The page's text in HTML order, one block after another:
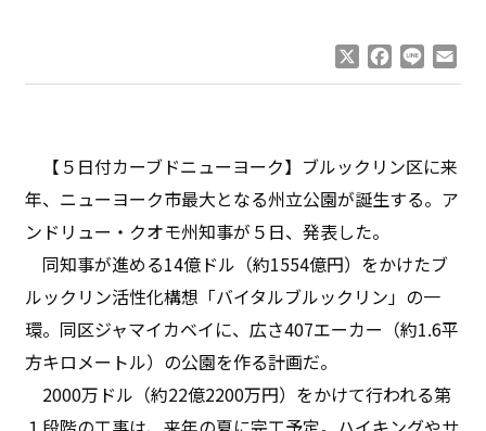
Facebook
Line
【５日付カーブドニューヨーク】ブルックリン区に来
年、ニューヨーク市最大となる州立公園が誕生する。ア
ンドリュー・クオモ州知事が５日、発表した。
同知事が進める14億ドル（約1554億円）をかけたブ
ルックリン活性化構想「バイタルブルックリン」の一
環。同区ジャマイカベイに、広さ407エーカー（約1.6平
方キロメートル）の公園を作る計画だ。
2000万ドル（約22億2200万円）をかけて行われる第